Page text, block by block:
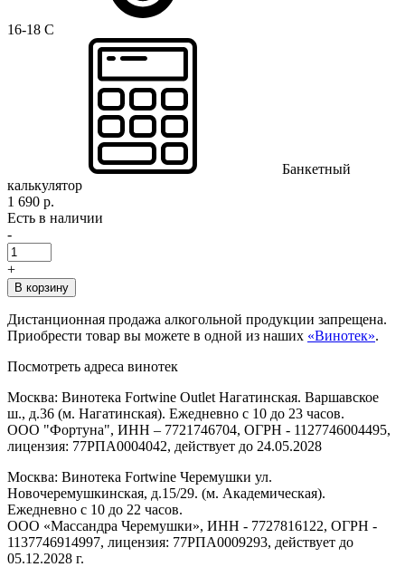
16-18 C
Банкетный
калькулятор
1 690 р.
Есть в наличии
-
+
В корзину
Дистанционная продажа алкогольной продукции запрещена.
Приобрести товар вы можете в одной из наших «Винотек».
Посмотреть адреса винотек
Москва: Винотека Fortwine Outlet Нагатинская. Варшавское
ш., д.36 (м. Нагатинская). Ежедневно с 10 до 23 часов.
ООО "Фортуна", ИНН – 7721746704, ОГРН - 1127746004495,
лицензия: 77РПА0004042, действует до 24.05.2028
Москва: Винотека Fortwine Черемушки ул.
Новочеремушкинская, д.15/29. (м. Академическая).
Ежедневно с 10 до 22 часов.
ООО «Массандра Черемушки», ИНН - 7727816122, ОГРН -
1137746914997, лицензия: 77РПА0009293, действует до
05.12.2028 г.